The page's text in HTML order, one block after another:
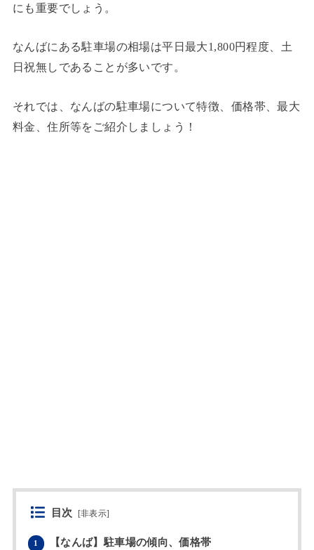
にも重要でしょう。
なんばにある駐車場の相場は平日最大1,800円程度、土
日祝無しであることが多いです。
それでは、なんばの駐車場について特徴、価格帯、最大
料金、住所等をご紹介しましょう！
目次 [非表示]
1 【なんば】駐車場の傾向、価格帯